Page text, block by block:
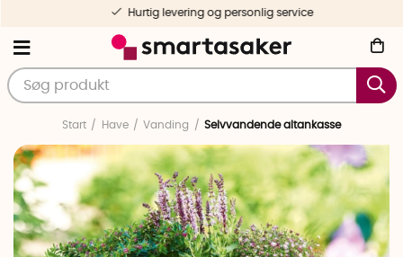
Hurtig levering og personlig service
Start Have Vanding Selvvandende altankasse